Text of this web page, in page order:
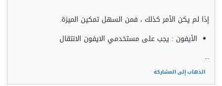
إذا لم يكن الأمر كذلك ، فمن السهل تمكين الميزة.
الأيفون : يجب على مستخدمي الايفون الانتقال
...
الذهاب إلى المشاركة